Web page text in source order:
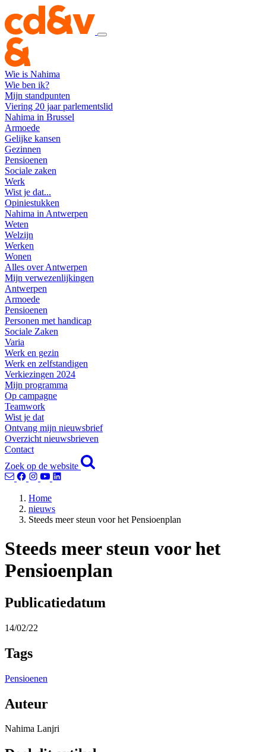
Wie is Nahima
Wie ben ik?
Mijn standpunten
Viering 20 jaar parlementslid
Nahima in Brussel
Armoede
Gelijke kansen
Gezinnen
Pensioenen
Sociale zaken
Werk
Wist je dat...
Opiniestukken
Nahima in Antwerpen
Weten
Welzijn
Werken
Wonen
Alles over Antwerpen
Mijn verwezenlijkingen
Antwerpen
Armoede
Pensioenen
Personen met handicap
Sociale Zaken
Varia
Werk en gezin
Werk en zelfstandigen
Verkiezingen 2024
Mijn programma
Op campagne
Teamwork
Wist je dat
Ontvang mijn nieuwsbrief
Overzicht nieuwsbrieven
Contact
Zoek op de website
Home
nieuws
Steeds meer steun voor het Pensioenplan
Steeds meer steun voor het
Pensioenplan
Publicatiedatum
14/02/22
Tags
Pensioenen
Auteur
Nahima Lanjri